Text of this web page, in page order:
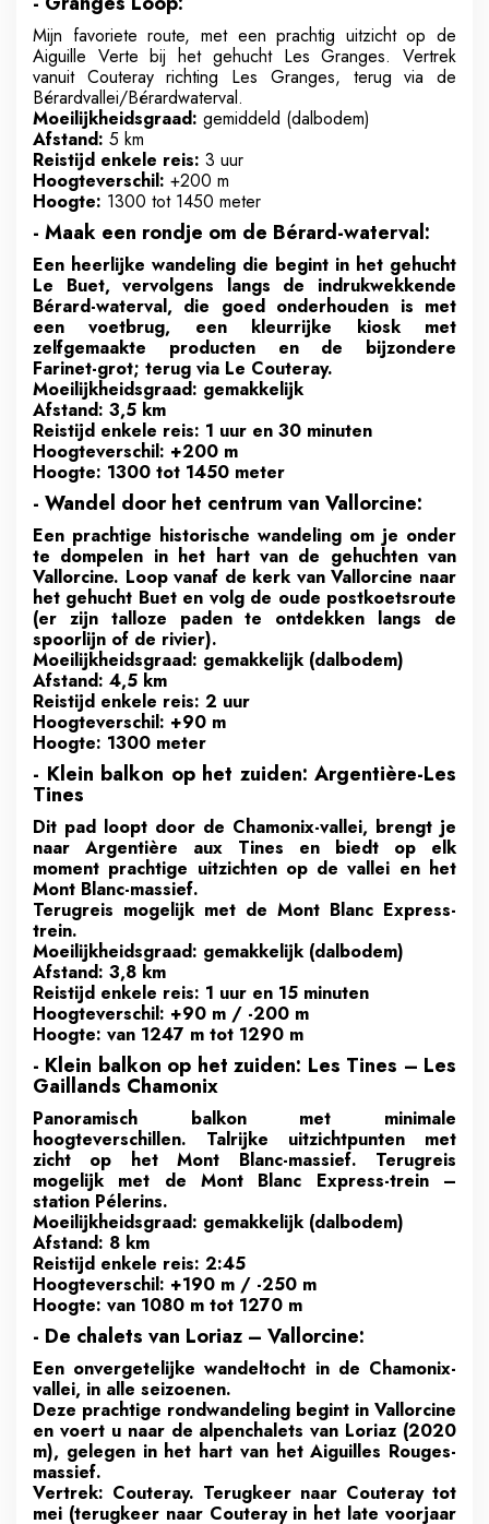
Mijn favoriete route, met een prachtig uitzicht op de
Aiguille Verte bij het gehucht Les Granges. Vertrek
vanuit Couteray richting Les Granges, terug via de
Bérardvallei/Bérardwaterval.
Moeilijkheidsgraad: gemiddeld (dalbodem)
Afstand: 5 km
Reistijd enkele reis: 3 uur
Hoogteverschil: +200 m
Hoogte: 1300 tot 1450 meter
- Maak een rondje om de Bérard-waterval:
Een heerlijke wandeling die begint in het gehucht
Le Buet, vervolgens langs de indrukwekkende
Bérard-waterval, die goed onderhouden is met
een voetbrug, een kleurrijke kiosk met
zelfgemaakte producten en de bijzondere
Farinet-grot; terug via Le Couteray.
Moeilijkheidsgraad: gemakkelijk
Afstand: 3,5 km
Reistijd enkele reis: 1 uur en 30 minuten
Hoogteverschil: +200 m
Hoogte: 1300 tot 1450 meter
- Wandel door het centrum van Vallorcine:
Een prachtige historische wandeling om je onder
te dompelen in het hart van de gehuchten van
Vallorcine. Loop vanaf de kerk van Vallorcine naar
het gehucht Buet en volg de oude postkoetsroute
(er zijn talloze paden te ontdekken langs de
spoorlijn of de rivier).
Moeilijkheidsgraad: gemakkelijk (dalbodem)
Afstand: 4,5 km
Reistijd enkele reis: 2 uur
Hoogteverschil: +90 m
Hoogte: 1300 meter
- Klein balkon op het zuiden: Argentière-Les
Tines
Dit pad loopt door de Chamonix-vallei, brengt je
naar Argentière aux Tines en biedt op elk
moment prachtige uitzichten op de vallei en het
Mont Blanc-massief.
Terugreis mogelijk met de Mont Blanc Express-
trein.
Moeilijkheidsgraad: gemakkelijk (dalbodem)
Afstand: 3,8 km
Reistijd enkele reis: 1 uur en 15 minuten
Hoogteverschil: +90 m / -200 m
Hoogte: van 1247 m tot 1290 m
- Klein balkon op het zuiden: Les Tines – Les
Gaillands Chamonix
Panoramisch balkon met minimale
hoogteverschillen. Talrijke uitzichtpunten met
zicht op het Mont Blanc-massief. Terugreis
mogelijk met de Mont Blanc Express-trein –
station Pélerins.
Moeilijkheidsgraad: gemakkelijk (dalbodem)
Afstand: 8 km
Reistijd enkele reis: 2:45
Hoogteverschil: +190 m / -250 m
Hoogte: van 1080 m tot 1270 m
- De chalets van Loriaz – Vallorcine:
Een onvergetelijke wandeltocht in de Chamonix-
vallei, in alle seizoenen.
Deze prachtige rondwandeling begint in Vallorcine
en voert u naar de alpenchalets van Loriaz (2020
m), gelegen in het hart van het Aiguilles Rouges-
massief.
Vertrek: Couteray. Terugkeer naar Couteray tot
mei (terugkeer naar Couteray in het late voorjaar